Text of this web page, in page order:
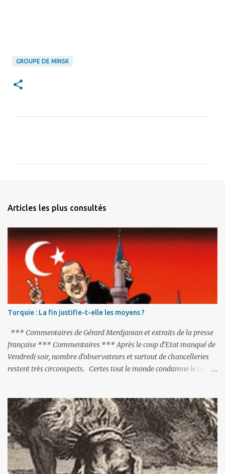
GROUPE DE MINSK
n
i
Articles les plus consultés
Turquie : La fin justifie-t-elle les moyens ?
*** Commentaires de Gérard Merdjanian et extraits de la presse
française *** Commentaires *** Après le coup d’Etat manqué de
Vendredi soir, nombre d’observateurs et surtout de chancelleries
restent très circonspects. Certes tout le monde condamne le coup
actions menées par le président Erdoğan, et pour certains sur la
réalisation du putsch lui-même.